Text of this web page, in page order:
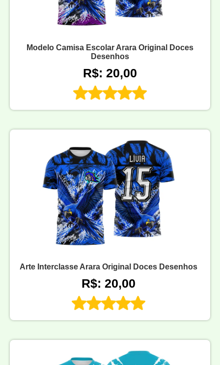
Modelo Camisa Escolar Arara Original Doces
Desenhos
R$: 20,00
Arte Interclasse Arara Original Doces Desenhos
R$: 20,00